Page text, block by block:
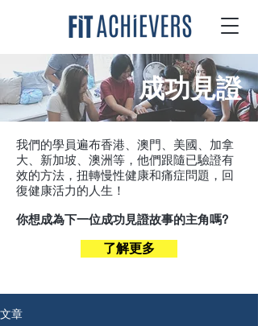
成功見證
我們的學員遍布香港、澳門、美國、加拿
大、新加坡、澳洲等，他們跟隨已驗證有
效的方法，扭轉慢性健康和痛症問題，回
復健康活力的人生！
你想成為下一位成功見證故事的主角嗎?
了解更多
文章